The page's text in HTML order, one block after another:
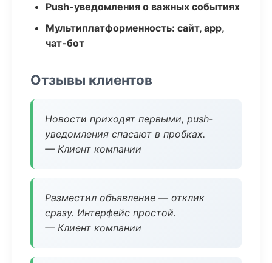
Push-уведомления о важных событиях
Мультиплатформенность: сайт, app,
чат-бот
Отзывы клиентов
Новости приходят первыми, push-
уведомления спасают в пробках.
— Клиент компании
Разместил объявление — отклик
сразу. Интерфейс простой.
— Клиент компании